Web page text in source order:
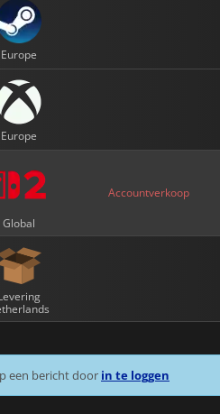
Europe
Europe
Global
Accountverkoop
een bericht door in te loggen